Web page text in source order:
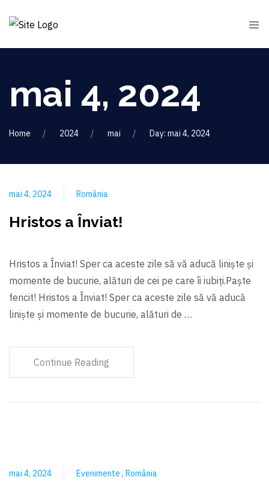
mai 4, 2024
Home 2024 mai Day: mai 4, 2024
mai 4, 2024 România
Hristos a Înviat!
Hristos a Înviat! Sper ca aceste zile să vă aducă liniște și
momente de bucurie, alături de cei pe care îi iubiți.Paște
fericit! Hristos a Înviat! Sper ca aceste zile să vă aducă
liniște și momente de bucurie, alături de …
Continue Reading
mai 4, 2024 Evenimente România